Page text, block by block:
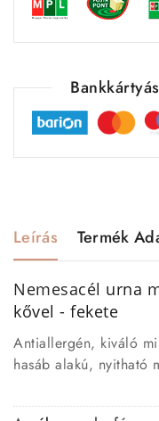
Leírás Termék
Nemesacél urna
kővel - fekete
Antiallergén, kiváló
hasáb alakú, nyitható